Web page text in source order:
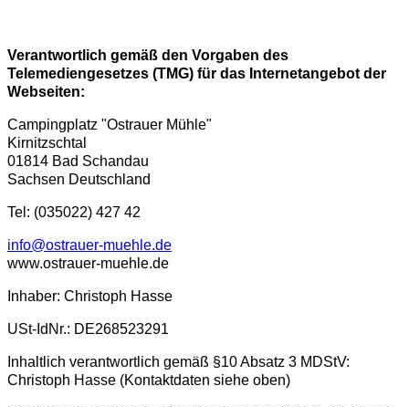
Verantwortlich gemäß den Vorgaben des
Telemediengesetzes (TMG) für das Internetangebot der
Webseiten:
Campingplatz "Ostrauer Mühle"
Kirnitzschtal
01814 Bad Schandau
Sachsen Deutschland
Tel: (035022) 427 42
info@ostrauer-muehle.de
www.ostrauer-muehle.de
Inhaber: Christoph Hasse
USt-IdNr.: DE268523291
Inhaltlich verantwortlich gemäß §10 Absatz 3 MDStV:
Christoph Hasse (Kontaktdaten siehe oben)